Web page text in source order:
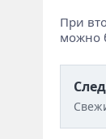
При
можно